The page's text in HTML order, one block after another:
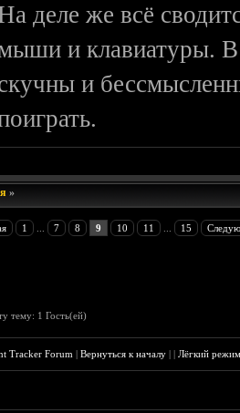
деле же всё
и клавиатуры. В
и
»
1 7 8 9 10 11 15
тему: 1 Гость(ей)
Tracker Forum |Вернуться к началу ||Лёгкий